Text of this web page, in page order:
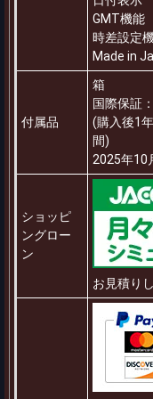
GMT機能
時差設定
Made in
付属品
箱
国際保証
(購入後1
間)
2025年10
ショッピ
ングロー
ン
お見積り